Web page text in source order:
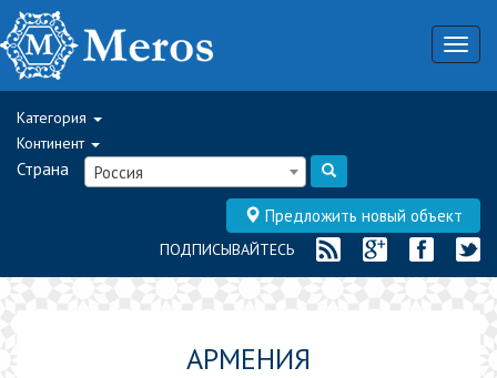
Категория
Континент
Страна Россия
Предложить новый объект
ПОДПИСЫВАЙТЕСЬ
АРМЕНИЯ